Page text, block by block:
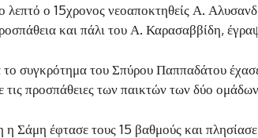
ο 15χρονος νεοαποκτηθείς Α.
και πάλι του Α. Καρασαββίδη,
συγκρότημα του Σπύρου Παππαδάτου έχασε
προσπάθειες των παικτών των δύο
η Σάμη έφτασε τους 15 βαθμούς και